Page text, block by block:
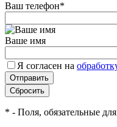
Ваш телефон*
Ваше имя
Я согласен на
* - Поля, обязательные